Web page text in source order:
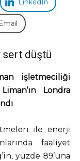
LinkedIn
Email
sert düştü
işletmeciliği
Londra
ile enerji
faaliyet
yüzde 89’una